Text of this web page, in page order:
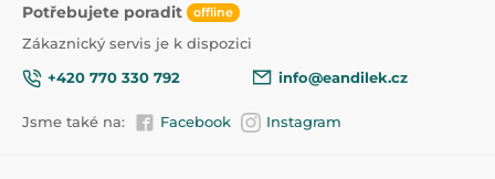
Potřebujete poradit offline
Zákaznický servis je k dispozici
+420 770 330 792
info@eandilek.cz
Jsme také na: Facebook Instagram